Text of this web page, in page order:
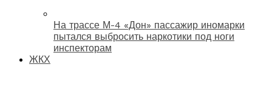
На трассе М-4 «Дон» пассажир иномарки
пытался выбросить наркотики под ноги
инспекторам
ЖКХ